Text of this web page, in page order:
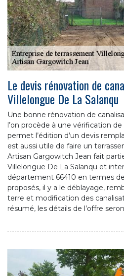
Le devis rénovation de
Villelongue De La Salanqu
Une bonne rénovation de
l’on procède à une vérification
permet l’édition d’un devis
est aussi utile de faire un
Artisan Gargowitch Jean fait
Villelongue De La Salanqu et
département 66410 en termes
proposés, il y a le déblayage,
terre et modification des
résumé, les détails de l’offre